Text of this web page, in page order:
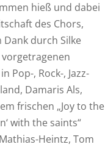
hieß und dabei
des Chors,
durch Silke
Pop-, Rock-, Jazz-
Damaris Als,
frischen „Joy to the
with the saints“
Heintz, Tom